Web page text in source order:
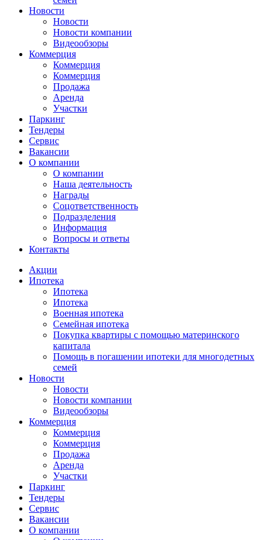
Новости
Новости
Новости компании
Видеообзоры
Коммерция
Коммерция
Коммерция
Продажа
Аренда
Участки
Паркинг
Тендеры
Сервис
Вакансии
О компании
О компании
Наша деятельность
Награды
Соцответственность
Подразделения
Информация
Вопросы и ответы
Контакты
Акции
Ипотека
Ипотека
Ипотека
Военная ипотека
Семейная ипотека
Покупка квартиры с помощью материнского
капитала
Помощь в погашении ипотеки для многодетных
семей
Новости
Новости
Новости компании
Видеообзоры
Коммерция
Коммерция
Коммерция
Продажа
Аренда
Участки
Паркинг
Тендеры
Сервис
Вакансии
О компании